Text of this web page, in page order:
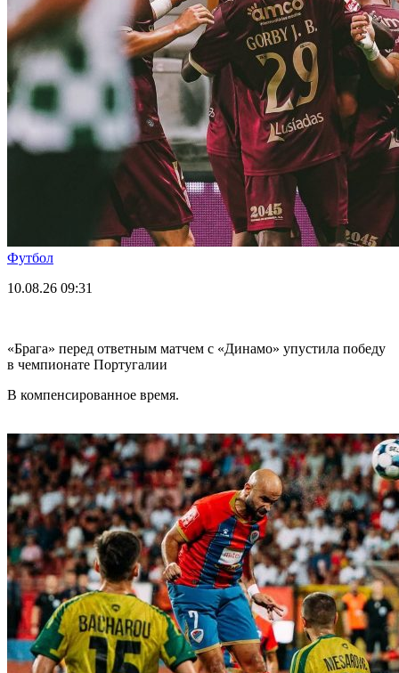
Футбол
10.08.26 09:31
«Брага» перед ответным матчем с «Динамо» упустила победу
в чемпионате Португалии
В компенсированное время.